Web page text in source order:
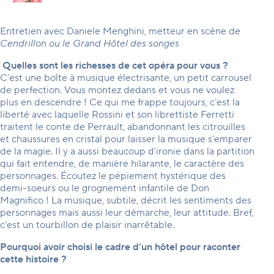
Entretien avec Daniele Menghini, metteur en scène de
Cendrillon ou le Grand Hôtel des songes
Quelles sont les richesses de cet opéra pour vous ?
C’est une boîte à musique électrisante, un petit carrousel
de perfection. Vous montez dedans et vous ne voulez
plus en descendre ! Ce qui me frappe toujours, c’est la
liberté avec laquelle Rossini et son librettiste Ferretti
traitent le conte de Perrault, abandonnant les citrouilles
et chaussures en cristal pour laisser la musique s’emparer
de la magie. Il y a aussi beaucoup d’ironie dans la partition
qui fait entendre, de manière hilarante, le caractère des
personnages. Écoutez le pépiement hystérique des
demi-soeurs ou le grognement infantile de Don
Magnifico ! La musique, subtile, décrit les sentiments des
personnages mais aussi leur démarche, leur attitude. Bref,
c’est un tourbillon de plaisir inarrêtable.
Pourquoi avoir choisi le cadre d’un hôtel pour raconter
cette histoire ?